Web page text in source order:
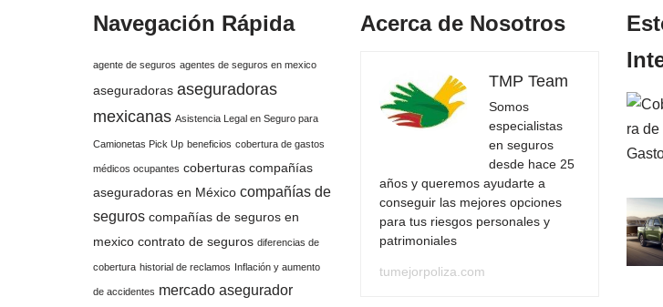
Navegación Rápida
agente de seguros agentes de seguros en mexico
aseguradoras aseguradoras
mexicanas Asistencia Legal en Seguro para
Camionetas Pick Up beneficios cobertura de gastos
médicos ocupantes coberturas compañías
aseguradoras en México compañías de
seguros compañías de seguros en
mexico contrato de seguros diferencias de
cobertura historial de reclamos Inflación y aumento
de accidentes mercado asegurador
Acerca de Nosotros
TMP Team
Somos
especialistas
en seguros
desde hace 25
años y queremos ayudarte a
conseguir las mejores opciones
para tus riesgos personales y
patrimoniales
tumejorpoliza.com